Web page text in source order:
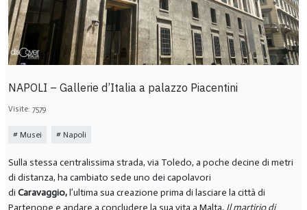
NAPOLI – Gallerie d’Italia a palazzo Piacentini
Visite: 7579
Musei Napoli
Sulla stessa centralissima strada, via Toledo, a poche decine di metri
di distanza, ha cambiato sede uno dei capolavori
di Caravaggio,l’ultima sua creazione prima di lasciare la città di